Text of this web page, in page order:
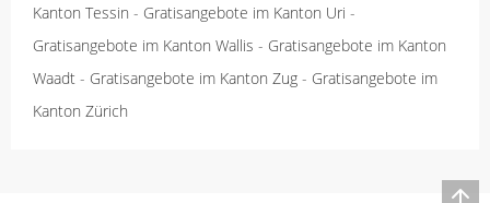
Kanton Tessin - Gratisangebote im Kanton Uri -
Gratisangebote im Kanton Wallis - Gratisangebote im Kanton
Waadt - Gratisangebote im Kanton Zug - Gratisangebote im
Kanton Zürich